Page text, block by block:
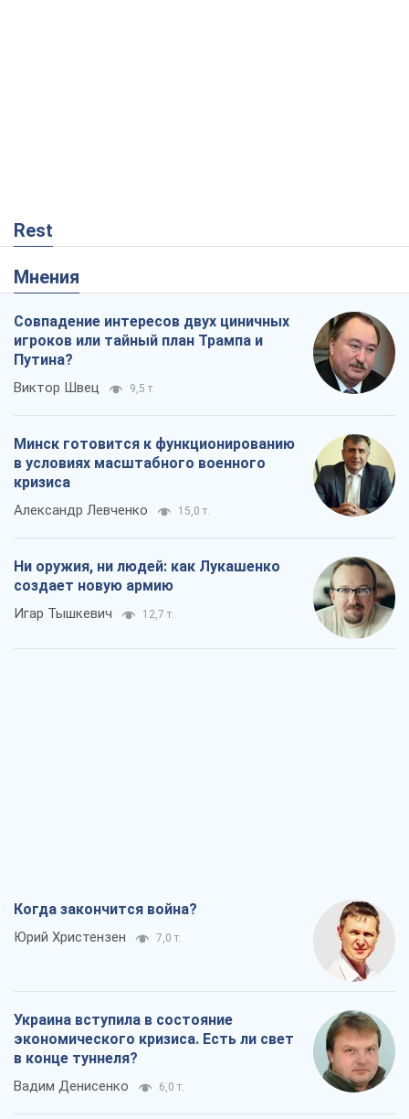
Rest
Мнения
Совпадение интересов двух циничных
игроков или тайный план Трампа и
Путина?
Виктор Швец 9,5 т.
Минск готовится к функционированию
в условиях масштабного военного
кризиса
Александр Левченко 15,0 т.
Ни оружия, ни людей: как Лукашенко
создает новую армию
Игар Тышкевич 12,7 т.
Когда закончится война?
Юрий Христензен 7,0 т.
Украина вступила в состояние
экономического кризиса. Есть ли свет
в конце туннеля?
Вадим Денисенко 6,0 т.